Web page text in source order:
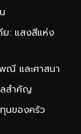
ย: แสงสีแห่ง
ณี และศาสนา
ลสำคัญ
นของครัว